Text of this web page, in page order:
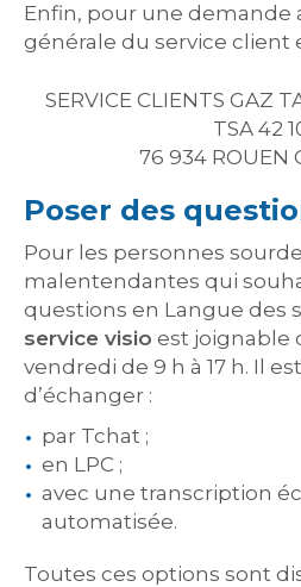
Enfin, pour une demande
générale du service client
SERVICE CLIENTS GAZ
TSA 42
76 934 ROUEN
Poser des
Pour les personnes
malentendantes qui
questions en Langue des
service visio est joignable
vendredi de 9 h à 17 h. Il
d’échanger :
par Tchat ;
en LPC ;
avec une transcription
automatisée.
Toutes ces options sont